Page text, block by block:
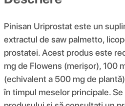
Pinisan Uriprostat este un
extractul de saw palmetto,
prostatei. Acest produs este
mg de Flowens (merișor), 100
(echivalent a 500 mg de
în timpul meselor principale.